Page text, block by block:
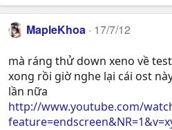
MapleKhoa 17/7/12
mà ráng thử down xeno về
xong rồi giờ nghe lại cái ost
lần nữa
http://www.youtube.com/